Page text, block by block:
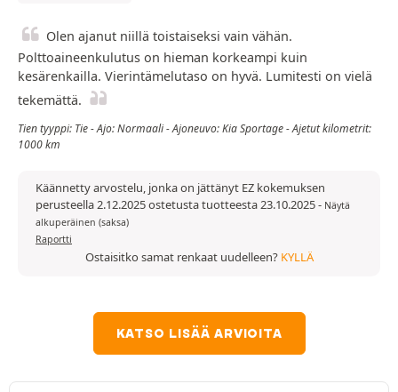
Olen ajanut niillä toistaiseksi vain vähän.
Polttoaineenkulutus on hieman korkeampi kuin
kesärenkailla. Vierintämelutaso on hyvä. Lumitesti on vielä
tekemättä.
Tien tyyppi: Tie - Ajo: Normaali - Ajoneuvo: Kia Sportage - Ajetut kilometrit:
1000 km
Käännetty arvostelu, jonka on jättänyt EZ kokemuksen
perusteella 2.12.2025 ostetusta tuotteesta 23.10.2025- Näytä
alkuperäinen (saksa)
Raportti
Ostaisitko samat renkaat uudelleen? KYLLÄ
KATSO LISÄÄ ARVIOITA